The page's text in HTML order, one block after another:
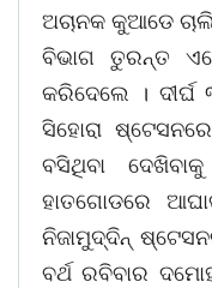
ଅଚାନକ କୁଆଡେ
ବିଭାଗ ତୁରନ୍ତ
କରିଦେଲେ ।
ସିହୋରା
ବସିଥିବା
ହାତଗୋଡରେ
ନିଜାମୁଦ୍ଦିନ୍
ବର୍ଥ ରବିବାର